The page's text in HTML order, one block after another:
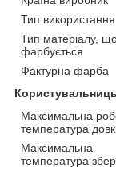
Тип використання
Тип матеріалу,
фарбується
Фактурна фарба
Максимальна
температура
Максимальна
температура